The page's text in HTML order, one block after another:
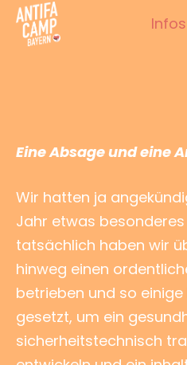
Zum
Inhalt
Infos
Eine Absage und eine
Wir hatten ja
Jahr etwas
tatsächlich haben wir
hinweg einen
betrieben und so einige
gesetzt, um ein
sicherheitstechnisch